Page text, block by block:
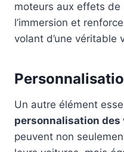
moteurs aux effets de
l’immersion et
volant d’une véritable
Un autre élément
personnalisation des
peuvent non